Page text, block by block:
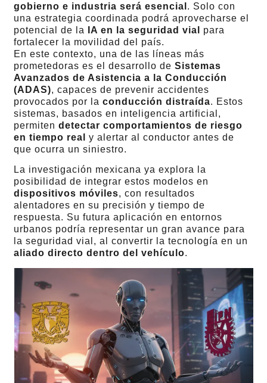
gobierno e industria será esencial . Solo con
una estrategia coordinada podrá aprovecharse el
potencial de la
IA en la seguridad vial
para
fortalecer la movilidad del país.
En este contexto, una de las líneas más
prometedoras es el desarrollo deSistemas
Avanzados de Asistencia a la Conducción
(ADAS), capaces de prevenir accidentes
provocados por laconducción distraída. Estos
sistemas, basados en inteligencia artificial,
permitendetectar comportamientos de riesgo
en tiempo real
y alertar al conductor antes de
que ocurra un siniestro.
La investigación mexicana ya explora la
posibilidad de integrar estos modelos en
dispositivos móviles, con resultados
alentadores en su precisión y tiempo de
respuesta. Su futura aplicación en entornos
urbanos podría representar un gran avance para
la seguridad vial, al convertir la tecnología en un
aliado directo dentro del vehículo.